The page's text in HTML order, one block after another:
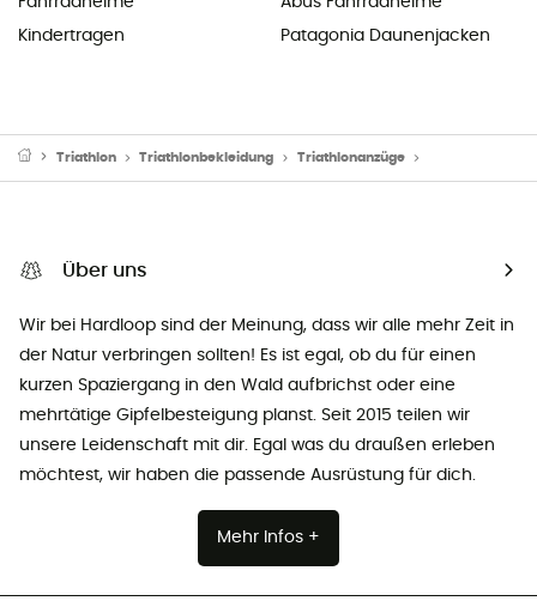
Kindertragen
Patagonia Daunenjacken
Triathlon Triathlonbekleidung Triathlonanzüge
Über uns
Wir bei Hardloop sind der Meinung, dass wir alle mehr Zeit in
der Natur verbringen sollten! Es ist egal, ob du für einen
kurzen Spaziergang in den Wald aufbrichst oder eine
mehrtätige Gipfelbesteigung planst. Seit 2015 teilen wir
unsere Leidenschaft mit dir. Egal was du draußen erleben
möchtest, wir haben die passende Ausrüstung für dich.
Mehr Infos +